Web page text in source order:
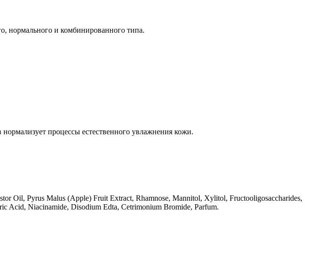
нормального и комбинированного типа.
процессы естественного увлажнения кожи.
Oil, Pyrus Malus (Apple) Fruit Extract, Rhamnose, Mannitol, Xylitol, Fructooligosaccharides,
Acid, Niacinamide, Disodium Edta, Cetrimonium Bromide, Parfum.